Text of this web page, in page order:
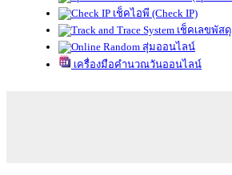
เช็คไอพี (Check IP)
เช็คเลขพัสดุ
สุ่มออนไลน์
เครื่องมือคำนวณวันออนไลน์